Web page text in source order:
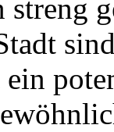
streng